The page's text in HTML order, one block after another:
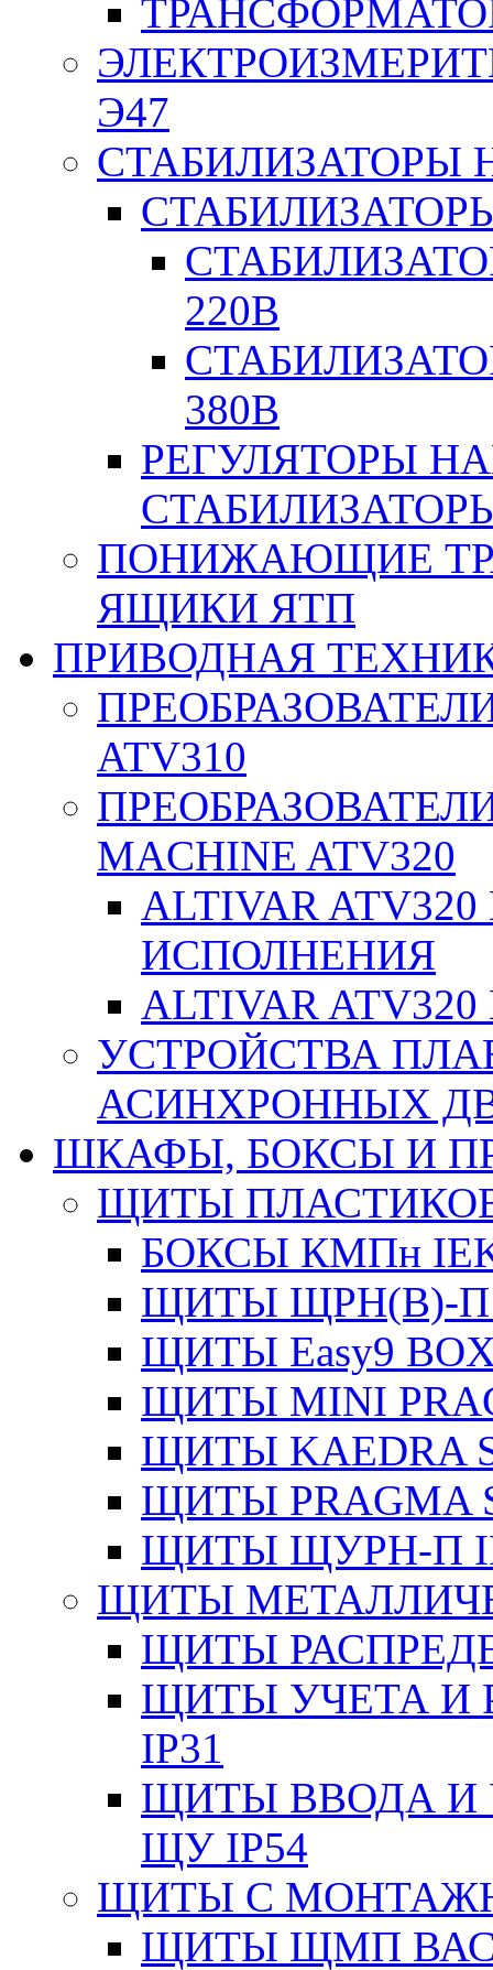
Э47
СТАБИЛИЗАТОРЫ
220В
380В
РЕГУЛЯТОРЫ
ПОНИЖАЮЩИЕ
ЯЩИКИ ЯТП
ПРИВОДНАЯ
ATV310
MACHINE ATV320
ALTIVAR
ИСПОЛНЕНИЯ
ALTIVAR
УСТРОЙСТВА
АСИНХРОННЫХ
ШКАФЫ, БОКСЫ И
ЩИТЫ
БОКСЫ КМПн
ЩИТЫ ЩРН(В)-П
ЩИТЫ Easy9 BOX
ЩИТЫ MINI
ЩИТЫ KAEDRA
ЩИТЫ PRAGMA
ЩИТЫ ЩУРН-П
ЩИТЫ
ЩИТЫ
ЩИТЫ УЧЕТА И
IP31
ЩИТЫ ВВОДА И
ЩУ IP54
ЩИТЫ С
ЩИТЫ ЩМП ВАС